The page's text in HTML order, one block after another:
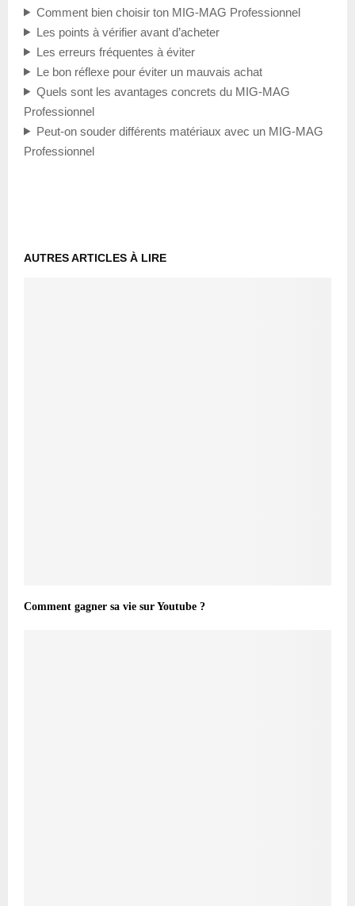
Comment bien choisir ton MIG-MAG Professionnel
Les points à vérifier avant d’acheter
Les erreurs fréquentes à éviter
Le bon réflexe pour éviter un mauvais achat
Quels sont les avantages concrets du MIG-MAG
Professionnel
Peut-on souder différents matériaux avec un MIG-MAG
Professionnel
AUTRES ARTICLES À LIRE
Comment gagner sa vie sur Youtube ?